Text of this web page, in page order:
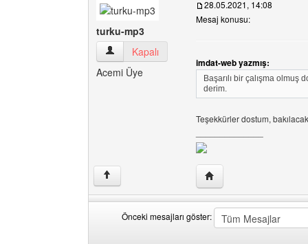
turku-mp3
turku-mp3 Kullanıcının profilini görüntüle
Kapalı
Acemi Üye
28.05.2021, 14:08
Mesaj konusu:
imdat-web yazmış:
Başarılı bir çalışma olmuş
derim.
Teşekkürler dostum,
↑ Yazarın web sitesini
Önceki mesajları göster: